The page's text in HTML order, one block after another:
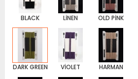
BLACK LİNEN OLD PİNK
DARK GREEN VİOLET HARMAN